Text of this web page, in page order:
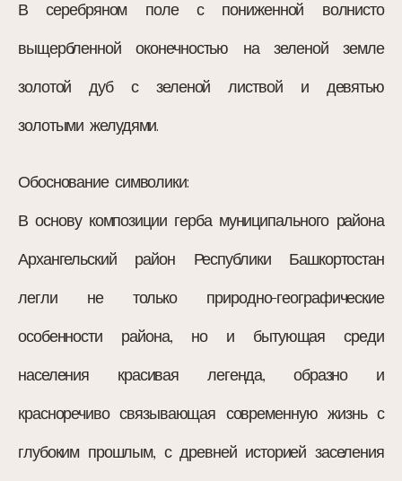
В серебряном поле с пониженной волнисто
выщербленной оконечностью на зеленой земле
золотой дуб с зеленой листвой и девятью
золотыми желудями.
Обоснование символики:
В основу композиции герба муниципального района
Архангельский район Республики Башкортостан
легли не только природно-географические
особенности района, но и бытующая среди
населения красивая легенда, образно и
красноречиво связывающая современную жизнь с
глубоким прошлым, с древней историей заселения